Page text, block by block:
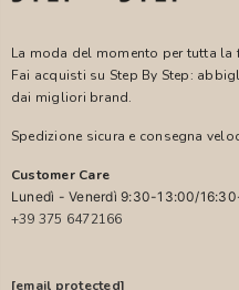
La moda del momento per tutta
Fai acquisti su Step By Step:
dai migliori brand.
Spedizione sicura e consegna
Customer Care
Lunedì - Venerdì 9:30-13:00/
+39 375 6472166
[email protected]